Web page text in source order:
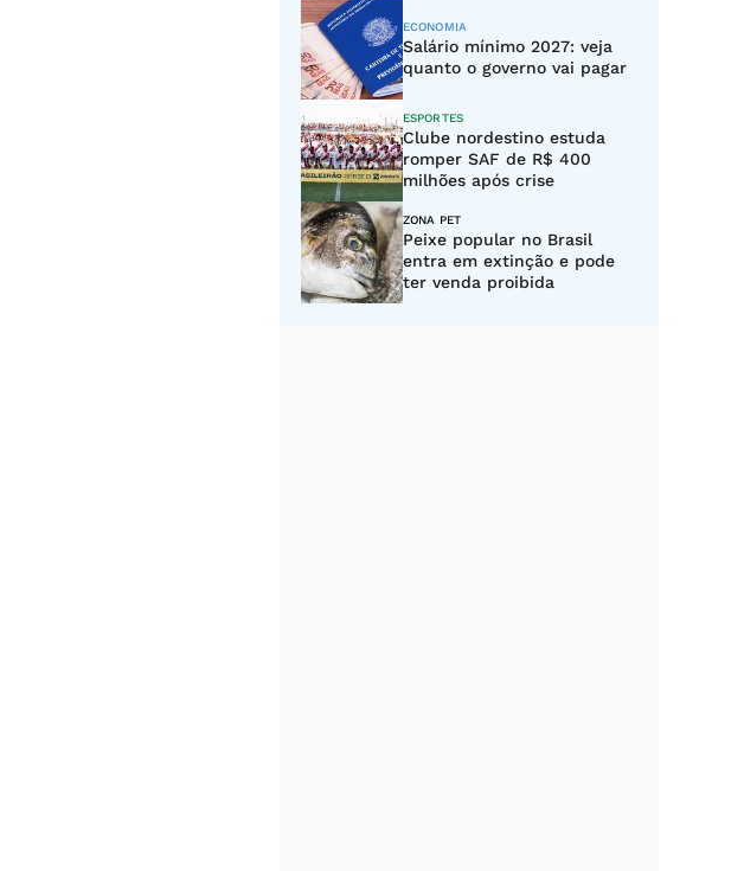
ECONOMIA
Salário mínimo 2027: veja
quanto o governo vai pagar
ESPORTES
Clube nordestino estuda
romper SAF de R$ 400
milhões após crise
ZONA PET
Peixe popular no Brasil
entra em extinção e pode
ter venda proibida